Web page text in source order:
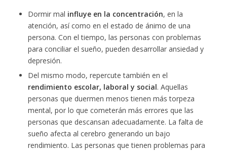
Dormir mal influye en la concentración, en la
atención, así como en el estado de ánimo de una
persona. Con el tiempo, las personas con problemas
para conciliar el sueño, pueden desarrollar ansiedad y
depresión.
Del mismo modo, repercute también en el
rendimiento escolar, laboral y social. Aquellas
personas que duermen menos tienen más torpeza
mental, por lo que cometerán más errores que las
personas que descansan adecuadamente. La falta de
sueño afecta al cerebro generando un bajo
rendimiento. Las personas que tienen problemas para